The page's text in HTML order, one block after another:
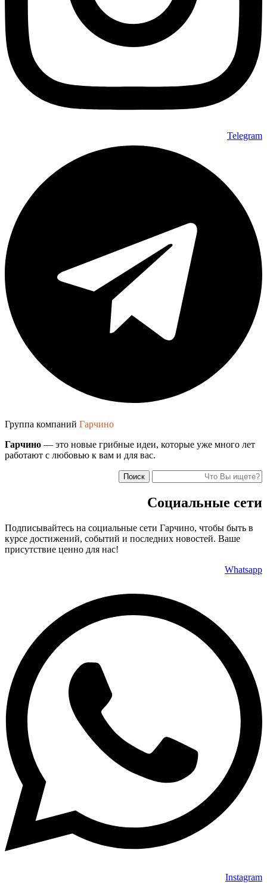
Telegram
Группа компаний Гарчино
Гарчино — это новые грибные идеи, которые уже много лет
работают с любовью к вам и для вас.
Поиск
Социальные сети
Подписывайтесь на социальные сети Гарчино, чтобы быть в
курсе достижений, событий и последних новостей. Ваше
присутствие ценно для нас!
Whatsapp
Instagram